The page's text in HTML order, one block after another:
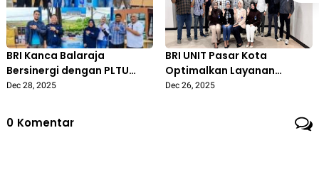
BRI Kanca Balaraja
Bersinergi dengan PLTU
Lontar Gelar Jalan Sehat
Nasional
Dec 28, 2025
BRI UNIT Pasar Kota
Optimalkan Layanan
Transaksi Harian dengan
Dec 26, 2025
0 Komentar